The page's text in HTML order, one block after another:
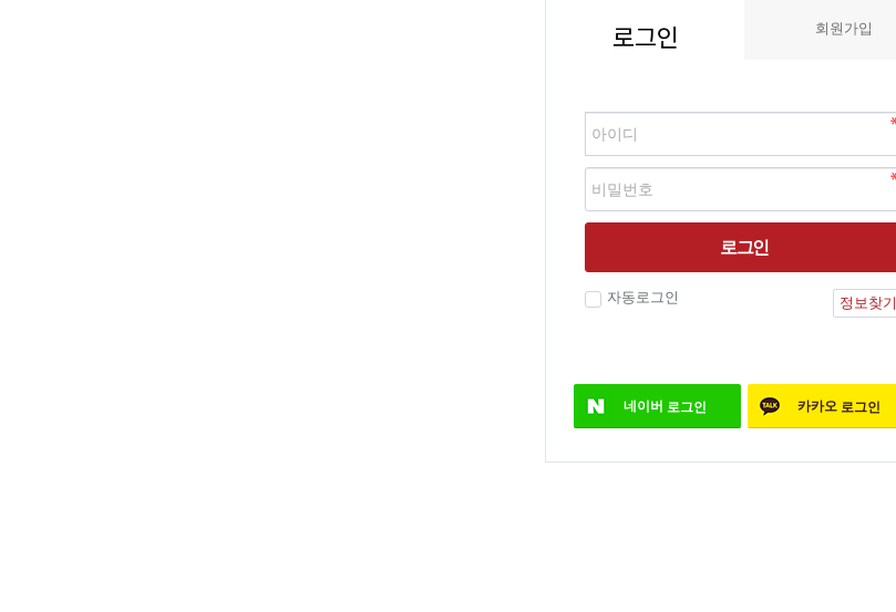
로그인 회원가입
로그인
자동로그인 정보찾기
네이버 로그인 카카오 로그인